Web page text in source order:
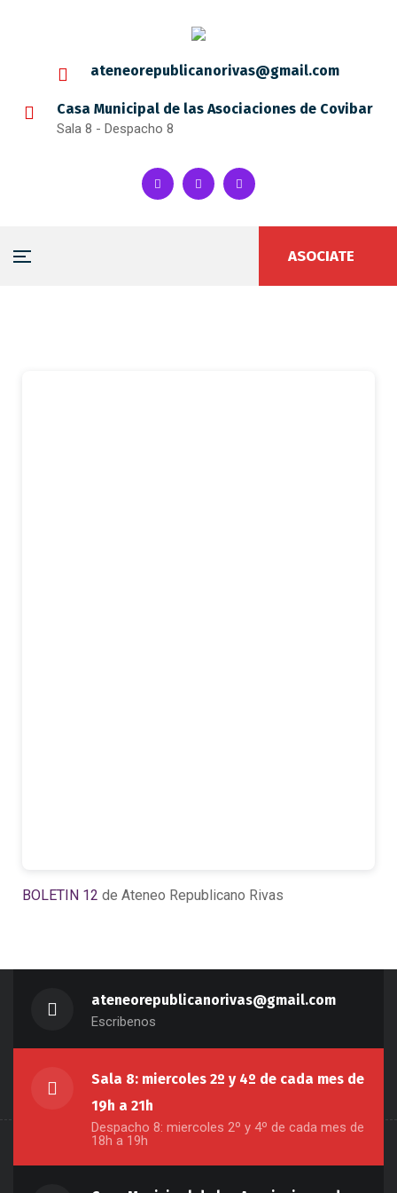
ateneorepublicanorivas@gmail.com
Casa Municipal de las Asociaciones de Covibar
Sala 8 - Despacho 8
ASOCIATE
BOLETIN 12 de Ateneo Republicano Rivas
ateneorepublicanorivas@gmail.com
Escribenos
Sala 8: miercoles 2º y 4º de cada mes de
19h a 21h
Despacho 8: miercoles 2º y 4º de cada mes de
18h a 19h